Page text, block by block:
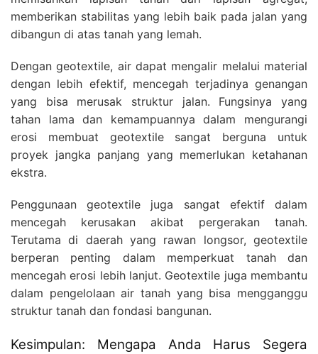
memberikan stabilitas yang lebih baik pada jalan yang
dibangun di atas tanah yang lemah.
Dengan geotextile, air dapat mengalir melalui material
dengan lebih efektif, mencegah terjadinya genangan
yang bisa merusak struktur jalan. Fungsinya yang
tahan lama dan kemampuannya dalam mengurangi
erosi membuat geotextile sangat berguna untuk
proyek jangka panjang yang memerlukan ketahanan
ekstra.
Penggunaan geotextile juga sangat efektif dalam
mencegah kerusakan akibat pergerakan tanah.
Terutama di daerah yang rawan longsor, geotextile
berperan penting dalam memperkuat tanah dan
mencegah erosi lebih lanjut. Geotextile juga membantu
dalam pengelolaan air tanah yang bisa mengganggu
struktur tanah dan fondasi bangunan.
Kesimpulan: Mengapa Anda Harus Segera